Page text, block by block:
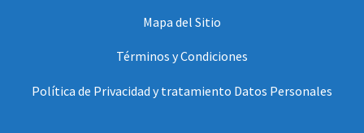
Mapa del Sitio
Términos y Condiciones
Política de Privacidad y tratamiento Datos Personales